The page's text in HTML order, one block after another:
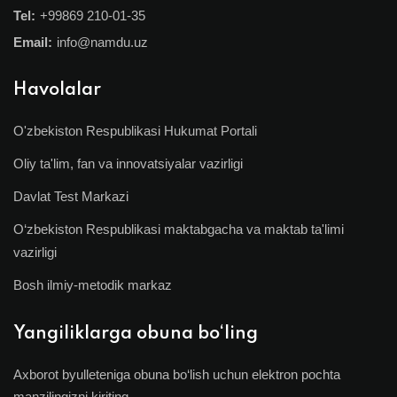
Tel: +99869 210-01-35
Email: info@namdu.uz
Havolalar
O'zbekiston Respublikasi Hukumat Portali
Oliy ta'lim, fan va innovatsiyalar vazirligi
Davlat Test Markazi
O‘zbekiston Respublikasi maktabgacha va maktab ta'limi
vazirligi
Bosh ilmiy-metodik markaz
Yangiliklarga obuna bo‘ling
Axborot byulleteniga obuna bo‘lish uchun elektron pochta